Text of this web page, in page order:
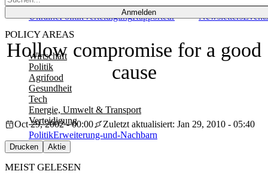
Anmelden
POLICY AREAS
Wirtschaft
Politik
Agrifood
Gesundheit
Tech
Energie, Umwelt & Transport
Verteidigung
UkrainePolitikVerteidigungRapporteur NewslettersEvents
Hollow compromise for a good
cause
Oct 29, 2002 - 00:00
Zuletzt aktualisiert: Jan 29, 2010 - 05:40
PolitikErweiterung-und-Nachbarn
Drucken Aktie
MEIST GELESEN